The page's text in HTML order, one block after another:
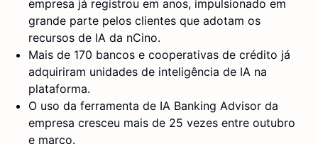
empresa já registrou em anos, impulsionado em
grande parte pelos clientes que adotam os
recursos de IA da nCino.
Mais de 170 bancos e cooperativas de crédito já
adquiriram unidades de inteligência de IA na
plataforma.
O uso da ferramenta de IA Banking Advisor da
empresa cresceu mais de 25 vezes entre outubro
e março.